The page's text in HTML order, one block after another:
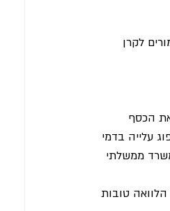
לקרן
את הכסף
10% כמו שכיר, ולא 12.6 כמו מורה, נספוג עלייה בדמי
ממשלתי
טובות